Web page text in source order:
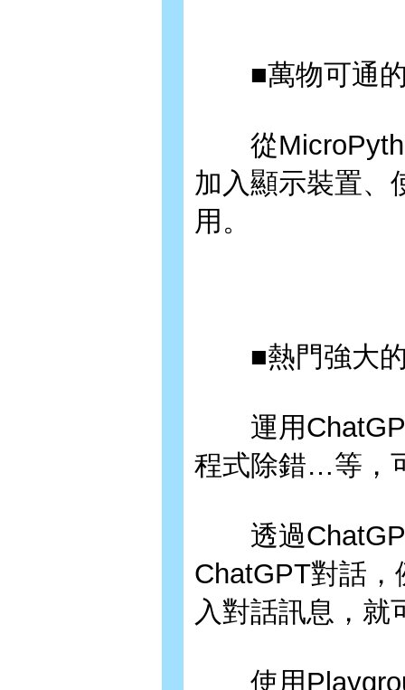
■萬物可通的
從
加入顯示裝置、
用。
■熱門強大的
運用ChatGPT
程式除錯…等，
透過ChatGPT
ChatGPT對話
入對話訊息，就
使用